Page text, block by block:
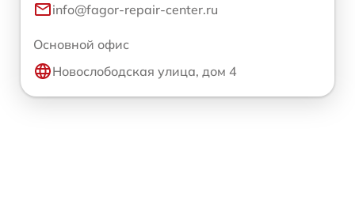
info@fagor-repair-center.ru
Основной офис
Новослободская улица, дом 4